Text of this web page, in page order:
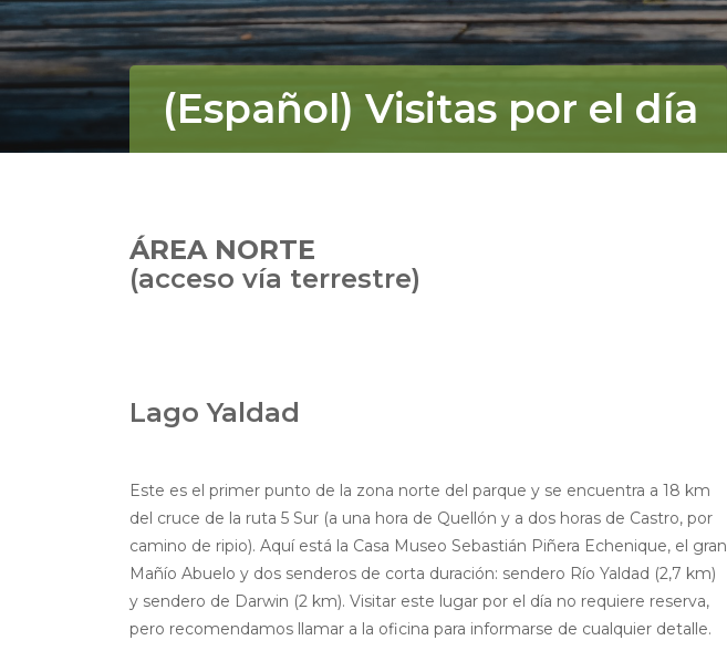
(Español) Visitas por el día
ÁREA NORTE
(acceso vía terrestre)
Lago Yaldad
Este es el primer punto de la zona norte del parque y se encuentra a 18 km
del cruce de la ruta 5 Sur (a una hora de Quellón y a dos horas de Castro, por
camino de ripio). Aquí está la Casa Museo Sebastián Piñera Echenique, el gran
Mañío Abuelo y dos senderos de corta duración: sendero Río Yaldad (2,7 km)
y sendero de Darwin (2 km). Visitar este lugar por el día no requiere reserva,
pero recomendamos llamar a la oficina para informarse de cualquier detalle.